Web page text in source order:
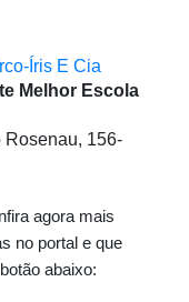
Íris E Cia
Melhor Escola
Rosenau, 156-
agora mais
no portal e que
abaixo: